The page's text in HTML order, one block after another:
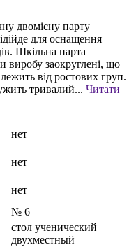
двомісну парту
для оснащення
Шкільна парта
виробу заокруглені, що
від ростових груп.
тривалий... Читати
нет
нет
нет
№ 6
стол ученический
двухместный